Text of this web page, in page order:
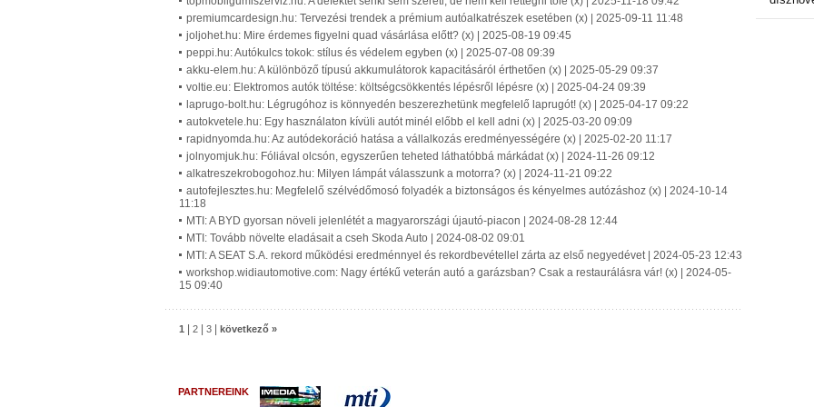
premiumcardesign.hu: Tervezési trendek a prémium autóalkatrészek esetében (x) | 2025-09-11 11:48
joljohet.hu: Mire érdemes figyelni quad vásárlása előtt? (x) | 2025-08-19 09:45
peppi.hu: Autókulcs tokok: stílus és védelem egyben (x) | 2025-07-08 09:39
akku-elem.hu: A különböző típusú akkumulátorok kapacitásáról érthetően (x) | 2025-05-29 09:37
voltie.eu: Elektromos autók töltése: költségcsökkentés lépésről lépésre (x) | 2025-04-24 09:39
laprugo-bolt.hu: Légrugóhoz is könnyedén beszerezhetünk megfelelő laprugót! (x) | 2025-04-17 09:22
autokvetele.hu: Egy használaton kívüli autót minél előbb el kell adni (x) | 2025-03-20 09:09
rapidnyomda.hu: Az autódekoráció hatása a vállalkozás eredményességére (x) | 2025-02-20 11:17
jolnyomjuk.hu: Fóliával olcsón, egyszerűen teheted láthatóbbá márkádat (x) | 2024-11-26 09:12
alkatreszekrobogohoz.hu: Milyen lámpát válasszunk a motorra? (x) | 2024-11-21 09:22
autofejlesztes.hu: Megfelelő szélvédőmosó folyadék a biztonságos és kényelmes autózáshoz (x) | 2024-10-14
11:18
MTI: A BYD gyorsan növeli jelenlétét a magyarországi újautó-piacon | 2024-08-28 12:44
MTI: Tovább növelte eladásait a cseh Skoda Auto | 2024-08-02 09:01
MTI: A SEAT S.A. rekord működési eredménnyel és rekordbevétellel zárta az első negyedévet | 2024-05-23 12:43
workshop.widiautomotive.com: Nagy értékű veterán autó a garázsban? Csak a restaurálásra vár! (x) | 2024-05-
15 09:40
1 2 3 következő »
PARTNEREINK